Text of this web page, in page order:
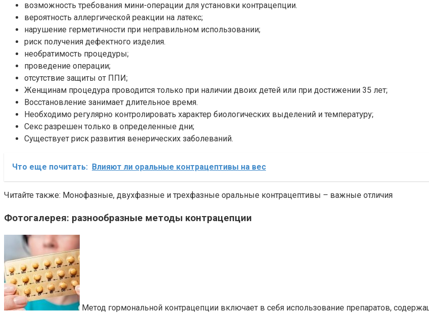
возможность требования мини-операции для установки контрацепции.
вероятность аллергической реакции на латекс;
нарушение герметичности при неправильном использовании;
риск получения дефектного изделия.
необратимость процедуры;
проведение операции;
отсутствие защиты от ППИ;
Женщинам процедура проводится только при наличии двоих детей или при достижении 35 лет;
Восстановление занимает длительное время.
Необходимо регулярно контролировать характер биологических выделений и температуру;
Секс разрешен только в определенные дни;
Существует риск развития венерических заболеваний.
Что еще почитать: Влияют ли оральные контрацептивы на вес
Читайте также: Монофазные, двухфазные и трехфазные оральные контрацептивы – важные отличия
Фотогалерея: разнообразные методы контрацепции
Метод гормональной контрацепции включает в себя использование препаратов,